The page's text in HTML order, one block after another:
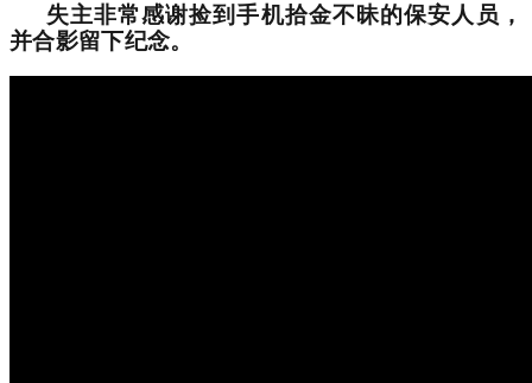
失主非常感谢捡到手机拾金不昧的保安人员，
并合影留下纪念。